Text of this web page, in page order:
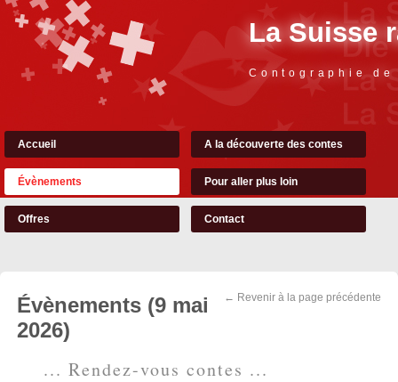
La Suisse
Contographie
Accueil A la découverte des contes
Évènements Pour aller plus loin
Offres Contact
← Revenir à la page précédente
Évènements (9 mai
2026)
... Rendez-vous contes ...